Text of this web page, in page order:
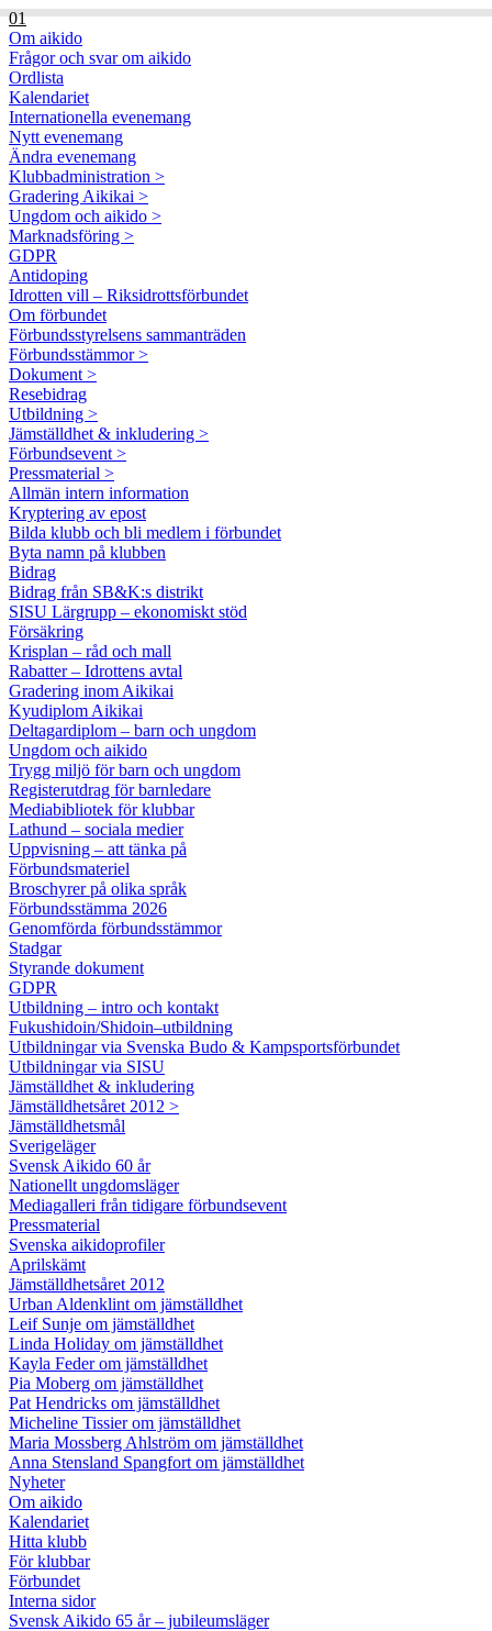
01
Om aikido
Frågor och svar om aikido
Ordlista
Kalendariet
Internationella evenemang
Nytt evenemang
Ändra evenemang
Klubbadministration >
Gradering Aikikai >
Ungdom och aikido >
Marknadsföring >
GDPR
Antidoping
Idrotten vill – Riksidrottsförbundet
Om förbundet
Förbundsstyrelsens sammanträden
Förbundsstämmor >
Dokument >
Resebidrag
Utbildning >
Jämställdhet & inkludering >
Förbundsevent >
Pressmaterial >
Allmän intern information
Kryptering av epost
Bilda klubb och bli medlem i förbundet
Byta namn på klubben
Bidrag
Bidrag från SB&K:s distrikt
SISU Lärgrupp – ekonomiskt stöd
Försäkring
Krisplan – råd och mall
Rabatter – Idrottens avtal
Gradering inom Aikikai
Kyudiplom Aikikai
Deltagardiplom – barn och ungdom
Ungdom och aikido
Trygg miljö för barn och ungdom
Registerutdrag för barnledare
Mediabibliotek för klubbar
Lathund – sociala medier
Uppvisning – att tänka på
Förbundsmateriel
Broschyrer på olika språk
Förbundsstämma 2026
Genomförda förbundsstämmor
Stadgar
Styrande dokument
GDPR
Utbildning – intro och kontakt
Fukushidoin/Shidoin–utbildning
Utbildningar via Svenska Budo & Kampsportsförbundet
Utbildningar via SISU
Jämställdhet & inkludering
Jämställdhetsåret 2012 >
Jämställdhetsmål
Sverigeläger
Svensk Aikido 60 år
Nationellt ungdomsläger
Mediagalleri från tidigare förbundsevent
Pressmaterial
Svenska aikidoprofiler
Aprilskämt
Jämställdhetsåret 2012
Urban Aldenklint om jämställdhet
Leif Sunje om jämställdhet
Linda Holiday om jämställdhet
Kayla Feder om jämställdhet
Pia Moberg om jämställdhet
Pat Hendricks om jämställdhet
Micheline Tissier om jämställdhet
Maria Mossberg Ahlström om jämställdhet
Anna Stensland Spangfort om jämställdhet
Nyheter
Om aikido
Kalendariet
Hitta klubb
För klubbar
Förbundet
Interna sidor
Svensk Aikido 65 år – jubileumsläger